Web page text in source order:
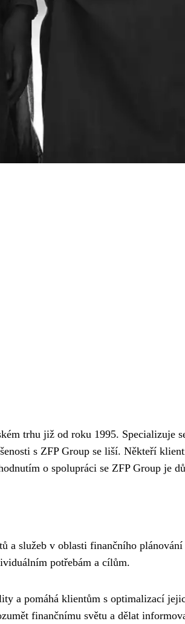
trhu již od roku 1995.
s ZFP Group se liší. Někteří
o spolupráci se ZFP Group je
a služeb v oblasti finančního
potřebám a cílům.
a pomáhá klientům s optimalizací
finančnímu světu a dělat